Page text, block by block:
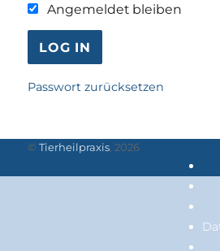
Angemeldet bleiben
Passwort zurücksetzen
©Tierheilpraxis , 2026